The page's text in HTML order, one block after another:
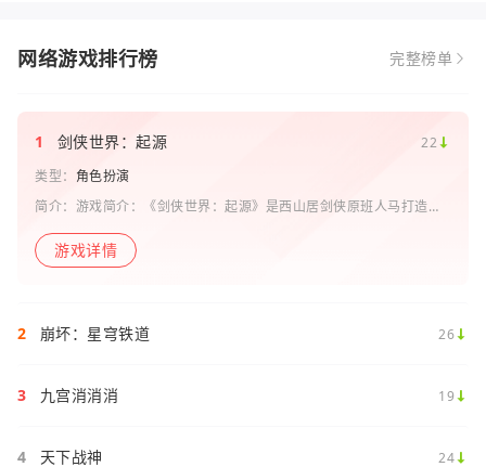
网络游戏排行榜 完整榜单
1 剑侠世界：起源
22
类型： 角色扮演
简介：游戏简介：《剑侠世界：起源》是西山居剑侠原班人马打造的
侠情缘”端游时代的特色设定，比如五行相克、宋金战场、帮
游戏详情
2 崩坏：星穹铁道 26
3 九宫消消消 19
4 天下战神 24